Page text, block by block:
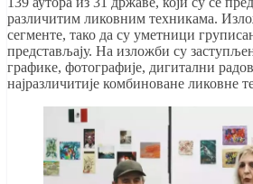
различитим ликовним техникама.
сегменте, тако да су уметници
представљају. На изложби су
графике, фотографије, дигитални
најразличитије комбиноване ликовне